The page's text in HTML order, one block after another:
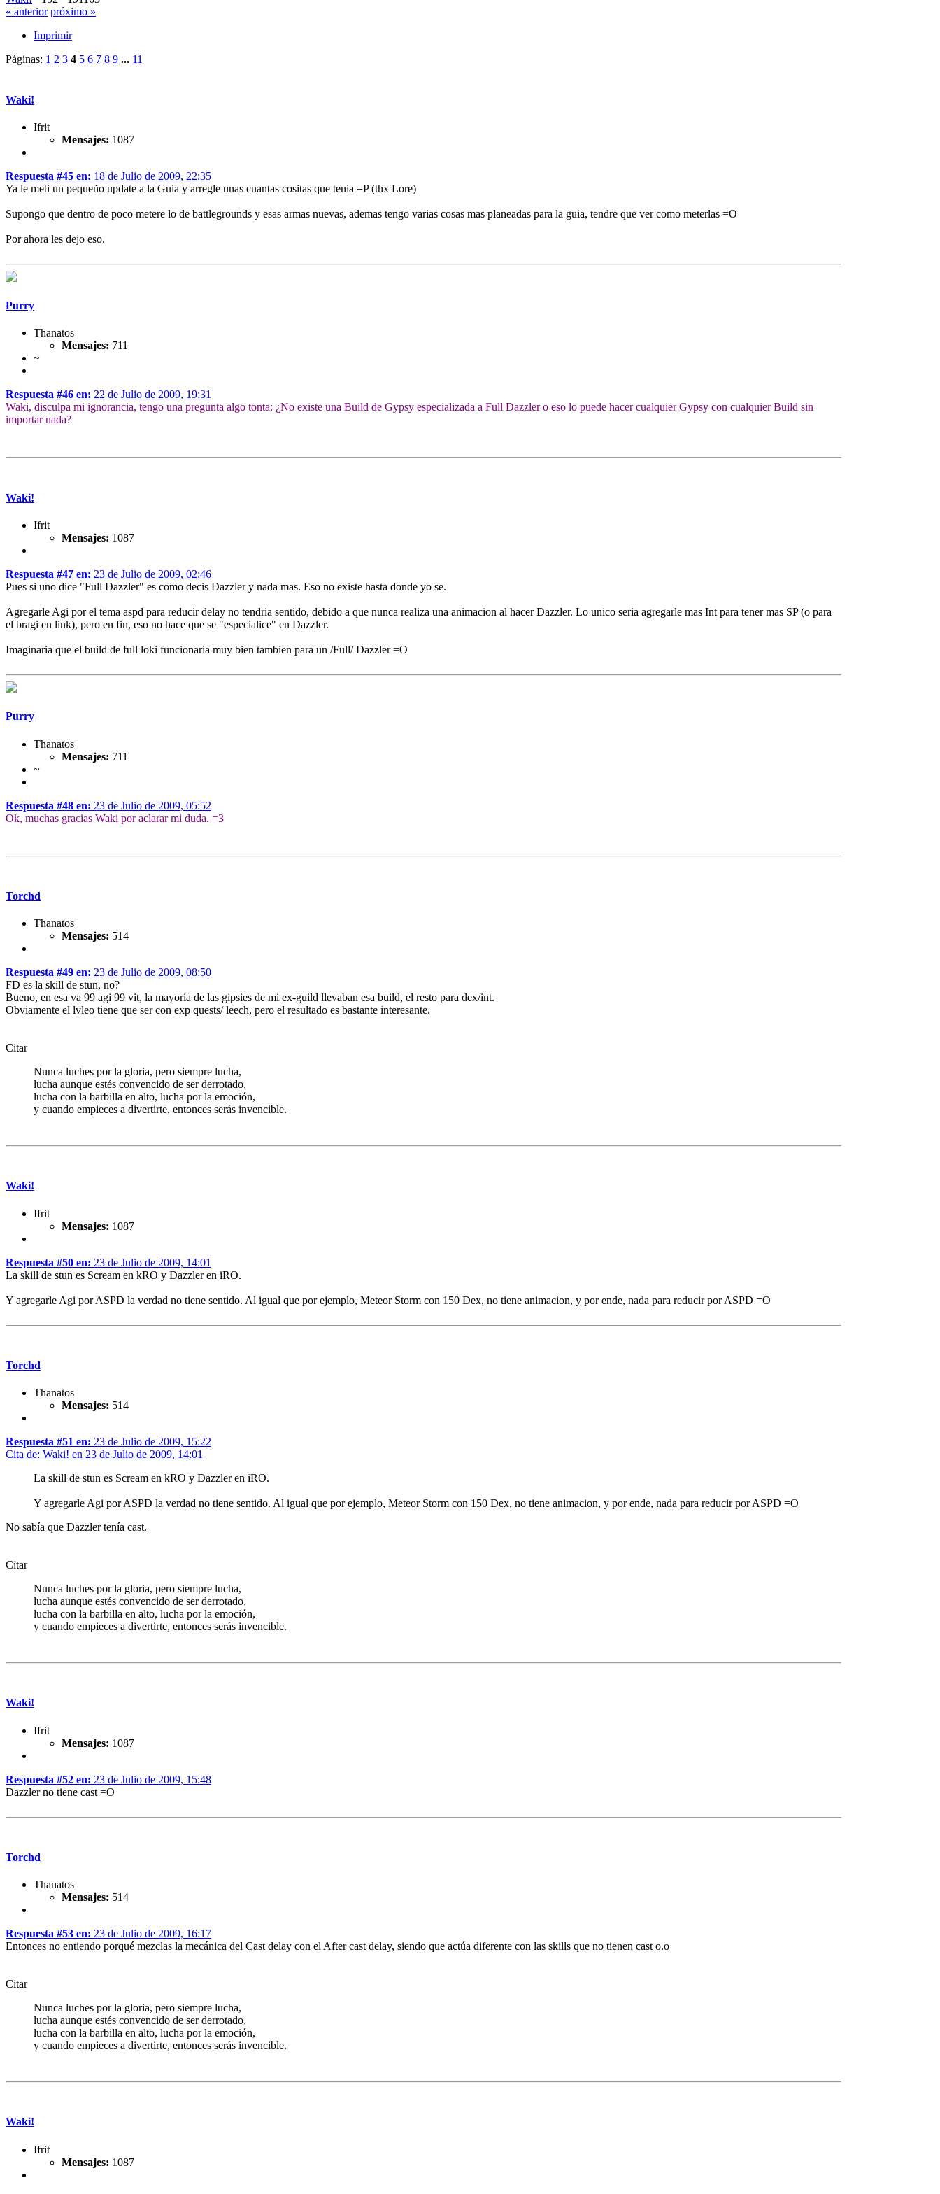
« anterior próximo »
Imprimir
Páginas: 1 2 3 4 5 6 7 8 9 ... 11
Waki!
Ifrit
Mensajes: 1087
Respuesta #45 en: 18 de Julio de 2009, 22:35
Ya le meti un pequeño update a la Guia y arregle unas cuantas cositas que tenia =P (thx Lore)
Supongo que dentro de poco metere lo de battlegrounds y esas armas nuevas, ademas tengo varias cosas mas planeadas para la guia, tendre que ver como meterlas =O
Por ahora les dejo eso.
Purry
Thanatos
Mensajes: 711
~
Respuesta #46 en: 22 de Julio de 2009, 19:31
Waki, disculpa mi ignorancia, tengo una pregunta algo tonta: ¿No existe una Build de Gypsy especializada a Full Dazzler o eso lo puede hacer cualquier Gypsy con cualquier Build sin
importar nada?
Waki!
Ifrit
Mensajes: 1087
Respuesta #47 en: 23 de Julio de 2009, 02:46
Pues si uno dice "Full Dazzler" es como decis Dazzler y nada mas. Eso no existe hasta donde yo se.
Agregarle Agi por el tema aspd para reducir delay no tendria sentido, debido a que nunca realiza una animacion al hacer Dazzler. Lo unico seria agregarle mas Int para tener mas SP (o para
el bragi en link), pero en fin, eso no hace que se "especialice" en Dazzler.
Imaginaria que el build de full loki funcionaria muy bien tambien para un /Full/ Dazzler =O
Purry
Thanatos
Mensajes: 711
~
Respuesta #48 en: 23 de Julio de 2009, 05:52
Ok, muchas gracias Waki por aclarar mi duda. =3
Torchd
Thanatos
Mensajes: 514
Respuesta #49 en: 23 de Julio de 2009, 08:50
FD es la skill de stun, no?
Bueno, en esa va 99 agi 99 vit, la mayoría de las gipsies de mi ex-guild llevaban esa build, el resto para dex/int.
Obviamente el lvleo tiene que ser con exp quests/ leech, pero el resultado es bastante interesante.
Citar
Nunca luches por la gloria, pero siempre lucha,
lucha aunque estés convencido de ser derrotado,
lucha con la barbilla en alto, lucha por la emoción,
y cuando empieces a divertirte, entonces serás invencible.
Waki!
Ifrit
Mensajes: 1087
Respuesta #50 en: 23 de Julio de 2009, 14:01
La skill de stun es Scream en kRO y Dazzler en iRO.
Y agregarle Agi por ASPD la verdad no tiene sentido. Al igual que por ejemplo, Meteor Storm con 150 Dex, no tiene animacion, y por ende, nada para reducir por ASPD =O
Torchd
Thanatos
Mensajes: 514
Respuesta #51 en: 23 de Julio de 2009, 15:22
Cita de: Waki! en 23 de Julio de 2009, 14:01
La skill de stun es Scream en kRO y Dazzler en iRO.
Y agregarle Agi por ASPD la verdad no tiene sentido. Al igual que por ejemplo, Meteor Storm con 150 Dex, no tiene animacion, y por ende, nada para reducir por ASPD =O
No sabía que Dazzler tenía cast.
Citar
Nunca luches por la gloria, pero siempre lucha,
lucha aunque estés convencido de ser derrotado,
lucha con la barbilla en alto, lucha por la emoción,
y cuando empieces a divertirte, entonces serás invencible.
Waki!
Ifrit
Mensajes: 1087
Respuesta #52 en: 23 de Julio de 2009, 15:48
Dazzler no tiene cast =O
Torchd
Thanatos
Mensajes: 514
Respuesta #53 en: 23 de Julio de 2009, 16:17
Entonces no entiendo porqué mezclas la mecánica del Cast delay con el After cast delay, siendo que actúa diferente con las skills que no tienen cast o.o
Citar
Nunca luches por la gloria, pero siempre lucha,
lucha aunque estés convencido de ser derrotado,
lucha con la barbilla en alto, lucha por la emoción,
y cuando empieces a divertirte, entonces serás invencible.
Waki!
Ifrit
Mensajes: 1087